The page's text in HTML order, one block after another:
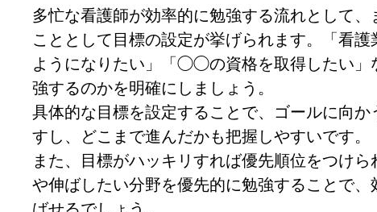
多忙な看護師が効率的に勉強する流れとして、
こととして目標の設定が挙げられます。「看
ようになりたい」「◯◯の資格を取得したい」
強するのかを明確にしましょう。
具体的な目標を設定することで、ゴールに向か
すし、どこまで進んだかも把握しやすいです。
また、目標がハッキリすれば優先順位をつけ
や伸ばしたい分野を優先的に勉強することで